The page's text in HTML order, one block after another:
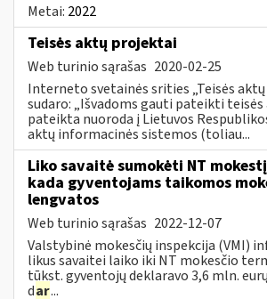
Metai: 2022
Teisės aktų projektai
Web turinio sąrašas 2020-02-25
Interneto svetainės srities „Teisės
sudaro: „Išvadoms gauti pateikti
pateikta nuoroda į Lietuvos
aktų informacinės sistemos (toliau...
Liko savaitė sumokėti NT
kada gyventojams taikomos
lengvatos
Web turinio sąrašas 2022-12-07
Valstybinė mokesčių inspekcija (VMI)
likus savaitei laiko iki NT mokesčio
tūkst. gyventojų deklaravo 3,6 mln.
dar...